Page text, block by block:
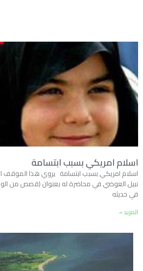
اسلام امريكي بسبب ابتسامة
اسلام امريكي بسبب ابتسامة يروي هذا الموقف
نبيل العوضي في محاضرة له بعنوان (قصص من
في حديثه
المزيد »